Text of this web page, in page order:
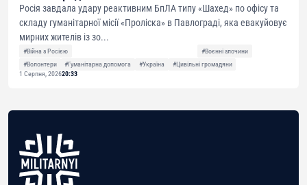
Росія завдала удару реактивним БпЛА типу «Шахед» по офісу та
складу гуманітарної місії «Проліска» в Павлограді, яка евакуйовує
мирних жителів із зо...
#Війна з Росією
#Воєнні злочини
#Волонтери
#Гуманітарна допомога #Україна
#Цивільні громадяни
1 Серпня, 202620:33